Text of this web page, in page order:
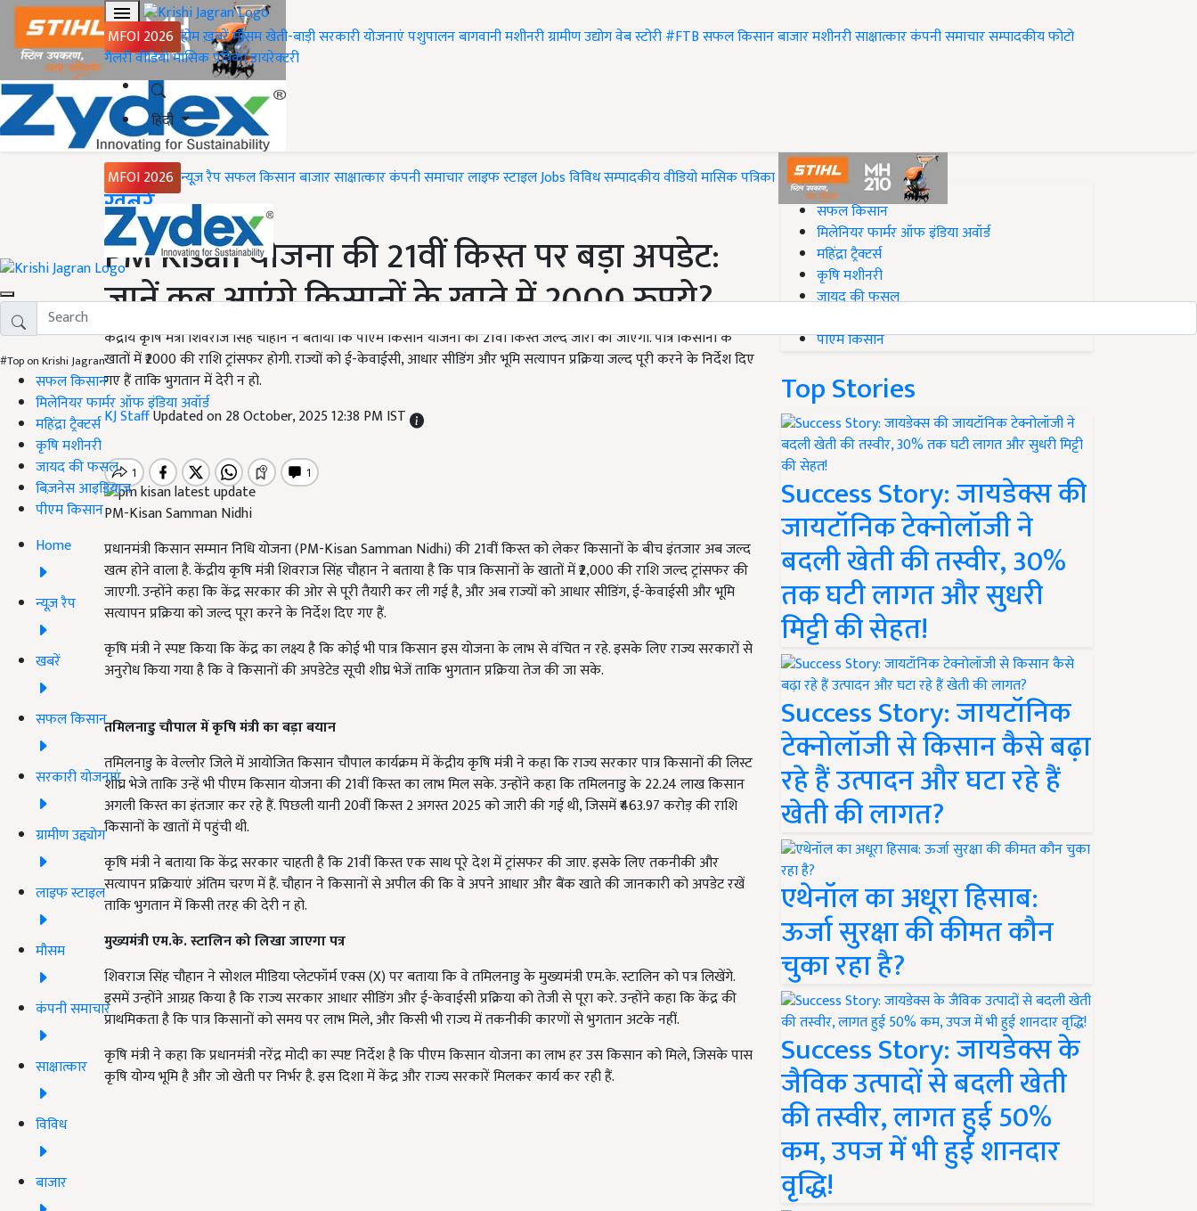
MFOI 2026 होमख़बरेंमौसमखेती-बाड़ीसरकारी योजनाएंपशुपालनबागवानीमशीनरीग्रामीण उद्योगवेब स्टोरी#FTBसफल किसानबाजारमशीनरीसाक्षात्कारकंपनी समाचारसम्पादकीयफोटो
गैलरीवीडियोमासिक पत्रिकाडायरेक्टरी
हिंदी
MFOI 2026 न्यूज़ रैपसफल किसानबाजारसाक्षात्कारकंपनी समाचारलाइफ स्टाइलJobsविविधसम्पादकीयवीडियोमासिक पत्रिका
#Top on Krishi Jagran
सफल किसान
मिलेनियर फार्मर ऑफ इंडिया अवॉर्ड
महिंद्रा ट्रैक्टर्स
कृषि मशीनरी
जायद की फसल
बिज़नेस आइडियाज
पीएम किसान
Home
न्यूज़ रैप
खबरें
सफल किसान
सरकारी योजनाएं
ग्रामीण उद्द्योग
लाइफ स्टाइल
मौसम
कंपनी समाचार
साक्षात्कार
विविध
बाजार
Home
ख़बरें
PM Kisan योजना की 21वीं किस्त पर बड़ा अपडेट:
जानें कब आएंगे किसानों के खाते में 2000 रुपये?
केंद्रीय कृषि मंत्री शिवराज सिंह चौहान ने बताया कि पीएम किसान योजना की 21वीं किस्त जल्द जारी की जाएगी. पात्र किसानों के
खातों में ₹2000 की राशि ट्रांसफर होगी. राज्यों को ई-केवाईसी, आधार सीडिंग और भूमि सत्यापन प्रक्रिया जल्द पूरी करने के निर्देश दिए
गए हैं ताकि भुगतान में देरी न हो.
KJ StaffUpdated on 28 October, 2025 12:38 PM IST
PM-Kisan Samman Nidhi
प्रधानमंत्री किसान सम्मान निधि योजना (PM-Kisan Samman Nidhi) की 21वीं किस्त को लेकर किसानों के बीच इंतजार अब जल्द
खत्म होने वाला है. केंद्रीय कृषि मंत्री शिवराज सिंह चौहान ने बताया है कि पात्र किसानों के खातों में ₹2,000 की राशि जल्द ट्रांसफर की
जाएगी. उन्होंने कहा कि केंद्र सरकार की ओर से पूरी तैयारी कर ली गई है, और अब राज्यों को आधार सीडिंग, ई-केवाईसी और भूमि
सत्यापन प्रक्रिया को जल्द पूरा करने के निर्देश दिए गए हैं.
कृषि मंत्री ने स्पष्ट किया कि केंद्र का लक्ष्य है कि कोई भी पात्र किसान इस योजना के लाभ से वंचित न रहे. इसके लिए राज्य सरकारों से
अनुरोध किया गया है कि वे किसानों की अपडेटेड सूची शीघ्र भेजें ताकि भुगतान प्रक्रिया तेज की जा सके.
तमिलनाडु चौपाल में कृषि मंत्री का बड़ा बयान
तमिलनाडु के वेल्लोर जिले में आयोजित किसान चौपाल कार्यक्रम में केंद्रीय कृषि मंत्री ने कहा कि राज्य सरकार पात्र किसानों की लिस्ट
शीघ्र भेजे ताकि उन्हें भी पीएम किसान योजना की 21वीं किस्त का लाभ मिल सके. उन्होंने कहा कि तमिलनाडु के 22.24 लाख किसान
अगली किस्त का इंतजार कर रहे हैं. पिछली यानी 20वीं किस्त 2 अगस्त 2025 को जारी की गई थी, जिसमें ₹463.97 करोड़ की राशि
किसानों के खातों में पहुंची थी.
कृषि मंत्री ने बताया कि केंद्र सरकार चाहती है कि 21वीं किस्त एक साथ पूरे देश में ट्रांसफर की जाए. इसके लिए तकनीकी और
सत्यापन प्रक्रियाएं अंतिम चरण में हैं. चौहान ने किसानों से अपील की कि वे अपने आधार और बैंक खाते की जानकारी को अपडेट रखें
ताकि भुगतान में किसी तरह की देरी न हो.
मुख्यमंत्री एम.के. स्टालिन को लिखा जाएगा पत्र
शिवराज सिंह चौहान ने सोशल मीडिया प्लेटफॉर्म एक्स (X) पर बताया कि वे तमिलनाडु के मुख्यमंत्री एम.के. स्टालिन को पत्र लिखेंगे.
इसमें उन्होंने आग्रह किया है कि राज्य सरकार आधार सीडिंग और ई-केवाईसी प्रक्रिया को तेजी से पूरा करे. उन्होंने कहा कि केंद्र की
प्राथमिकता है कि पात्र किसानों को समय पर लाभ मिले, और किसी भी राज्य में तकनीकी कारणों से भुगतान अटके नहीं.
कृषि मंत्री ने कहा कि प्रधानमंत्री नरेंद्र मोदी का स्पष्ट निर्देश है कि पीएम किसान योजना का लाभ हर उस किसान को मिले, जिसके पास
कृषि योग्य भूमि है और जो खेती पर निर्भर है. इस दिशा में केंद्र और राज्य सरकारें मिलकर कार्य कर रही हैं.
#Top on Krishi Jagran
सफल किसान
मिलेनियर फार्मर ऑफ इंडिया अवॉर्ड
महिंद्रा ट्रैक्टर्स
कृषि मशीनरी
जायद की फसल
पीएम किसान
Top Stories
Success Story: जायडेक्स की
जायटॉनिक टेक्नोलॉजी ने
बदली खेती की तस्वीर, 30%
तक घटी लागत और सुधरी
मिट्टी की सेहत!
Success Story: जायटॉनिक
टेक्नोलॉजी से किसान कैसे बढ़ा
रहे हैं उत्पादन और घटा रहे हैं
खेती की लागत?
एथेनॉल का अधूरा हिसाब:
ऊर्जा सुरक्षा की कीमत कौन
चुका रहा है?
Success Story: जायडेक्स के
जैविक उत्पादों से बदली खेती
की तस्वीर, लागत हुई 50%
कम, उपज में भी हुई शानदार
वृद्धि!